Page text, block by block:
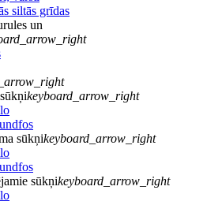
siltās grīdas
un
keyboard_arrow_right
sūkņikeyboard_arrow_right
sūkņikeyboard_arrow_right